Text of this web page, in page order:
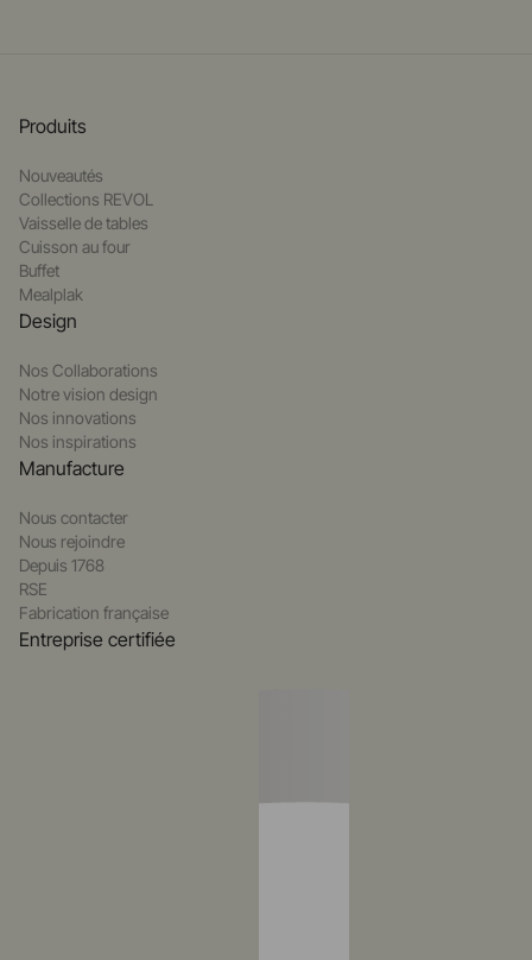
Produits
Nouveautés
Collections REVOL
Vaisselle de tables
Cuisson au four
Buffet
Mealplak
Design
Nos Collaborations
Notre vision design
Nos innovations
Nos inspirations
Manufacture
Nous contacter
Nous rejoindre
Depuis 1768
RSE
Fabrication française
Entreprise certifiée